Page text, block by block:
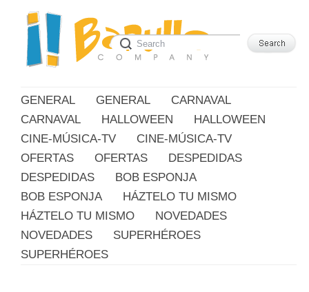
GENERAL GENERAL
CARNAVAL
CARNAVAL
HALLOWEEN
HALLOWEEN
CINE-MÚSICA-TV
CINE-MÚSICA-TV
OFERTAS
OFERTAS
DESPEDIDAS
DESPEDIDAS
BOB ESPONJA
BOB ESPONJA
HÁZTELO TU MISMO
HÁZTELO TU MISMO
NOVEDADES
NOVEDADES
SUPERHÉROES
SUPERHÉROES